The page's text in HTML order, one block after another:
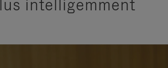
intelligemment